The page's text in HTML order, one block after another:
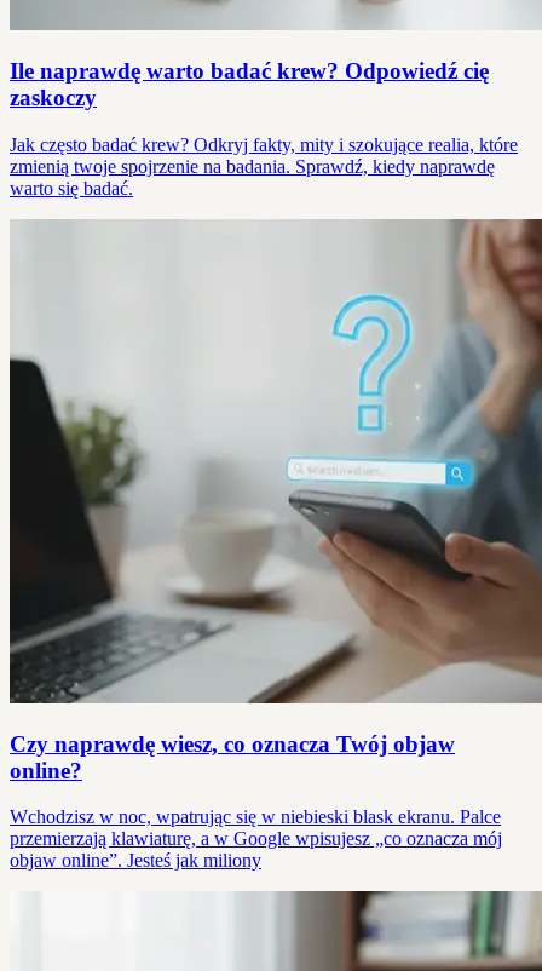
Ile naprawdę warto badać krew? Odpowiedź cię
zaskoczy
Jak często badać krew? Odkryj fakty, mity i szokujące realia, które
zmienią twoje spojrzenie na badania. Sprawdź, kiedy naprawdę
warto się badać.
Czy naprawdę wiesz, co oznacza Twój objaw
online?
Wchodzisz w noc, wpatrując się w niebieski blask ekranu. Palce
przemierzają klawiaturę, a w Google wpisujesz „co oznacza mój
objaw online”. Jesteś jak miliony